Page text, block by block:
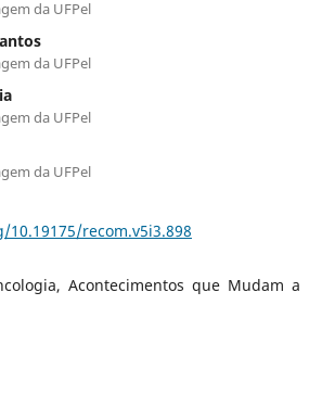
da UFPel
da UFPel
da UFPel
da UFPel
recom.v5i3.898
Acontecimentos que Mudam a